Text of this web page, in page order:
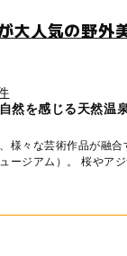
大人気の野外
然を感じる天然温
様々な芸術作品が融合
。 桜やアジサイ、紅葉